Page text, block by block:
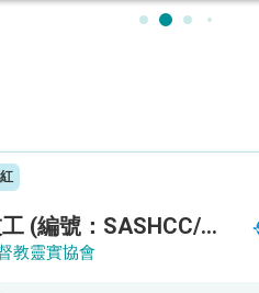
技工 (編號：SASHCC/A/CTE)
教靈實協會